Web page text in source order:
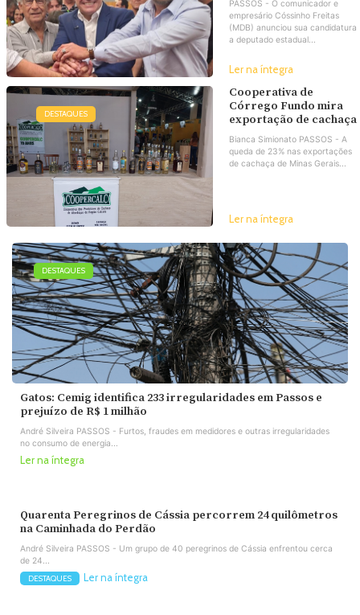
PASSOS - O comunicador e
empresário Cóssinho Freitas
(MDB) anunciou sua candidatura
a deputado estadual...
Ler na íntegra
DESTAQUES
Cooperativa de
Córrego Fundo mira
exportação de cachaça
Bianca Simionato PASSOS - A
queda de 23% nas exportações
de cachaça de Minas Gerais...
Ler na íntegra
DESTAQUES
Gatos: Cemig identifica 233 irregularidades em Passos e
prejuízo de R$ 1 milhão
André Silveira PASSOS - Furtos, fraudes em medidores e outras irregularidades
no consumo de energia...
Ler na íntegra
Quarenta Peregrinos de Cássia percorrem 24 quilômetros
na Caminhada do Perdão
André Silveira PASSOS - Um grupo de 40 peregrinos de Cássia enfrentou cerca
de 24...
DESTAQUES Ler na íntegra